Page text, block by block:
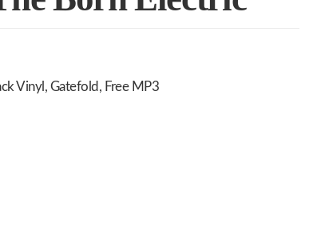
Vinyl, Gatefold, Free MP3